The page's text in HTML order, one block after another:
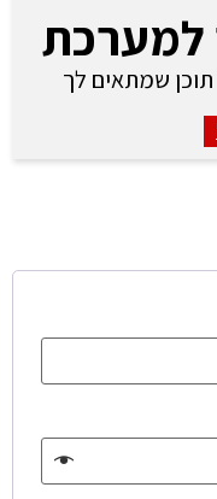
למערכת
שמתאים לך